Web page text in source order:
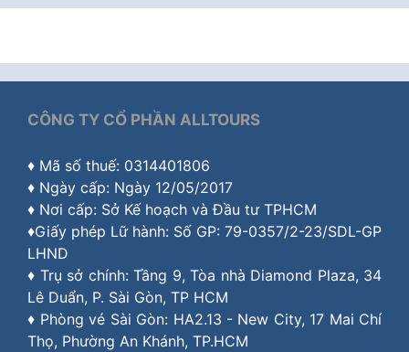
CÔNG TY CỔ PHẦN ALLTOURS
♦ Mã số thuế: 0314401806
♦ Ngày cấp: Ngày 12/05/2017
♦ Nơi cấp: Sở Kế hoạch và Đầu tư TPHCM
♦Giấy phép Lữ hành: Số GP: 79-0357/2-23/SDL-GP
LHND
♦ Trụ sở chính: Tầng 9, Tòa nhà Diamond Plaza, 34
Lê Duẩn, P. Sài Gòn, TP HCM
♦ Phòng vé Sài Gòn: HA2.13 - New City, 17 Mai Chí
Thọ, Phường An Khánh, TP.HCM